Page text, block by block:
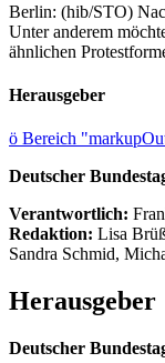
Berlin: (hib/STO)
Unter anderem
ähnlichen
Herausgeber
ö Bereich
Deutscher
Verantwortlich:
Redaktion: Lisa
Sandra Schmid,
Herausgeber
Deutscher